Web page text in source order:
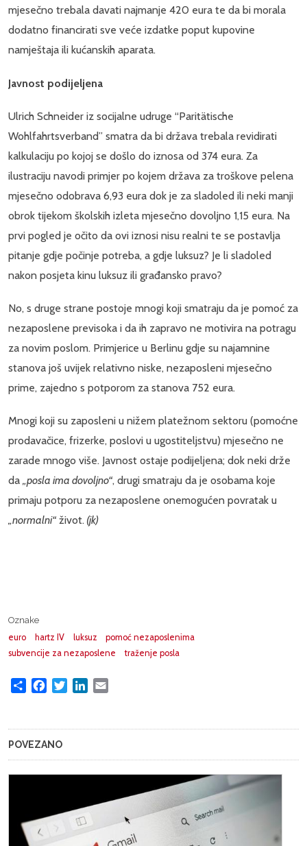
mjesečno trebala davati najmanje 420 eura te da bi morala
dodatno financirati sve veće izdatke poput kupovine
namještaja ili kućanskih aparata.
Javnost podijeljena
Ulrich Schneider iz socijalne udruge “Paritätische
Wohlfahrtsverband” smatra da bi država trebala revidirati
kalkulaciju po kojoj se došlo do iznosa od 374 eura. Za
ilustraciju navodi primjer po kojem država za troškove pelena
mjesečno odobrava 6,93 eura dok je za sladoled ili neki manji
obrok tijekom školskih izleta mjesečno dovoljno 1,15 eura. Na
prvi pogled je očito da ovi iznosi nisu realni te se postavlja
pitanje gdje počinje potreba, a gdje luksuz? Je li sladoled
nakon posjeta kinu luksuz ili građansko pravo?
No, s druge strane postoje mnogi koji smatraju da je pomoć za
nezaposlene previsoka i da ih zapravo ne motivira na potragu
za novim poslom. Primjerice u Berlinu gdje su najamnine
stanova još uvijek relativno niske, nezaposleni mjesečno
prime, zajedno s potporom za stanova 752 eura.
Mnogi koji su zaposleni u nižem platežnom sektoru (pomoćne
prodavačice, frizerke, poslovi u ugostiteljstvu) mjesečno ne
zarade mnogo više. Javnost ostaje podijeljena; dok neki drže
da „posla ima dovoljno“, drugi smatraju da je osobama koje
primaju potporu za nezaposlene onemogućen povratak u
„normalni“ život. (jk)
Oznake
euro
hartz IV luksuz
pomoć nezaposlenima
subvencije za nezaposlene
traženje posla
Share FacebookTwitterLinkedIn
POVEZANO